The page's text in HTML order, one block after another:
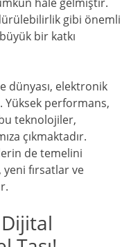
gibi önemli
bir katkı
dünyası, elektronik
Yüksek performans,
teknolojiler,
çıkmaktadır.
de temelini
fırsatlar ve